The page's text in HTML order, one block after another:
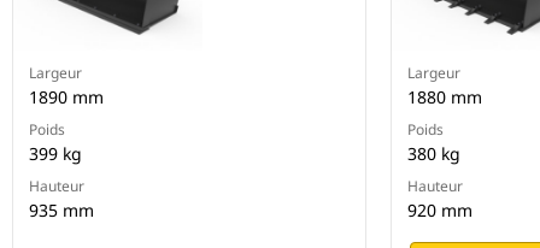
Largeur
1890 mm
Poids
399 kg
Hauteur
935 mm
Largeur
1880 mm
Poids
380 kg
Hauteur
920 mm